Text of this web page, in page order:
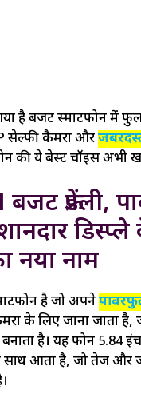
है बजट स्मार्टफोन में
सेल्फी कैमरा और
की ये बेस्ट चॉइस अभी
फ्रेंडली,
नया नाम
है जो अपने
के लिए जाना जाता
है। यह फोन 5.84
साथ आता है, जो तेज और